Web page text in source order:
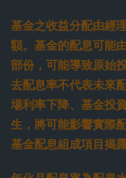
場節奏的策略
2026/02